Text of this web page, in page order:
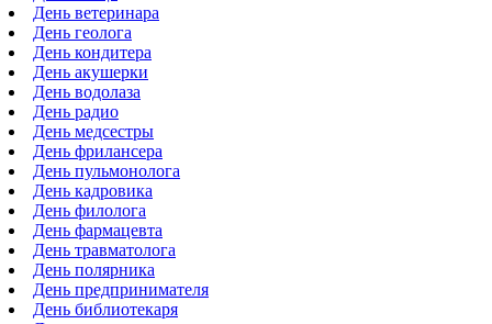
День ветеринара
День геолога
День кондитера
День акушерки
День водолаза
День радио
День медсестры
День фрилансера
День пульмонолога
День кадровика
День филолога
День фармацевта
День травматолога
День полярника
День предпринимателя
День библиотекаря